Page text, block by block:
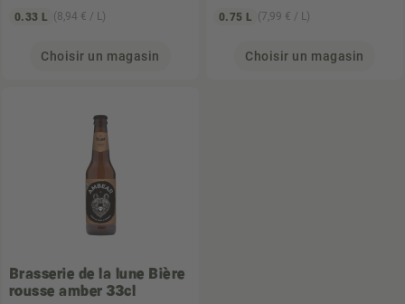
0.33 L (8,94 € / L)
Choisir un magasin
0.75 L (7,99 € / L)
Choisir un magasin
Brasserie de la lune Bière
rousse amber 33cl